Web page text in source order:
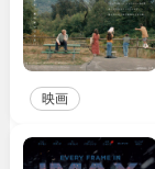
映画